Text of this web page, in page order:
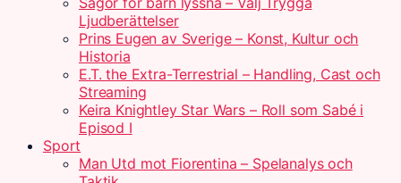
Ljudberättelser
Prins Eugen av Sverige – Konst, Kultur och
Historia
E.T. the Extra-Terrestrial – Handling, Cast och
Streaming
Keira Knightley Star Wars – Roll som Sabé i
Episod I
Sport
Man Utd mot Fiorentina – Spelanalys och